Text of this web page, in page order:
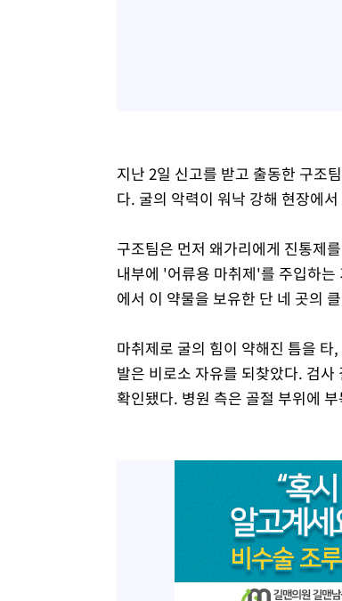
지난 2일 신고를 받고 출동한 구조
다. 굴의 악력이 워낙 강해 현장에
구조팀은 먼저 왜가리에게 진통제
내부에 '어류용 마취제'를 주입하
에서 이 약물을 보유한 단 네 곳의
마취제로 굴의 힘이 약해진 틈을
발은 비로소 자유를 되찾았다. 검
확인됐다. 병원 측은 골절 부위에